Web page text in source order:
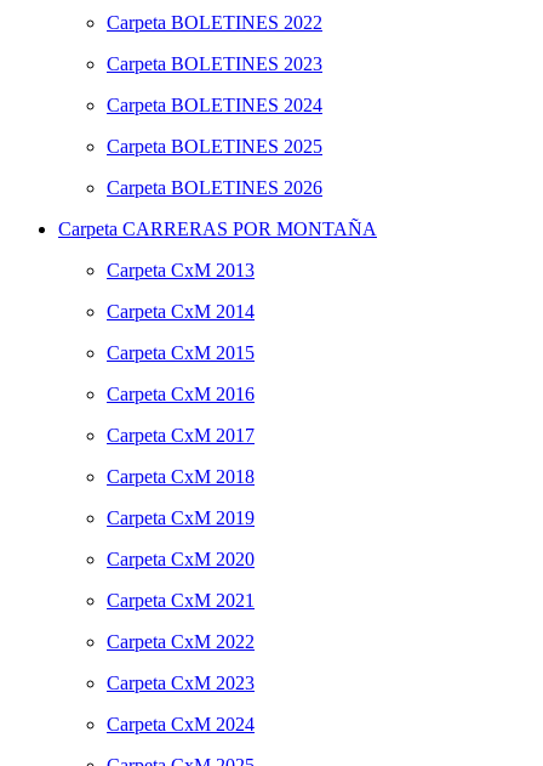
Carpeta BOLETINES 2022
Carpeta BOLETINES 2023
Carpeta BOLETINES 2024
Carpeta BOLETINES 2025
Carpeta BOLETINES 2026
Carpeta CARRERAS POR MONTAÑA
Carpeta CxM 2013
Carpeta CxM 2014
Carpeta CxM 2015
Carpeta CxM 2016
Carpeta CxM 2017
Carpeta CxM 2018
Carpeta CxM 2019
Carpeta CxM 2020
Carpeta CxM 2021
Carpeta CxM 2022
Carpeta CxM 2023
Carpeta CxM 2024